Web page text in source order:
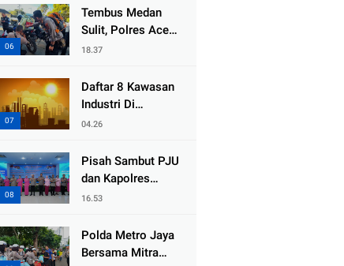
dari Duka Bencana
Tembus Medan
Sulit, Polres Aceh
Tengah
Sembako dan
Sling Baja ke
18.37
Daftar 8 Kawasan
Industri Di
Kabupaten Bekasi,
Cinlok Juga Ada
Gak ?
04.26
Pisah Sambut PJU
dan Kapolres
Jajaran, Kapolda
Tekankan
Pelayanan Publik
16.53
Polda Metro Jaya
Bersama Mitra